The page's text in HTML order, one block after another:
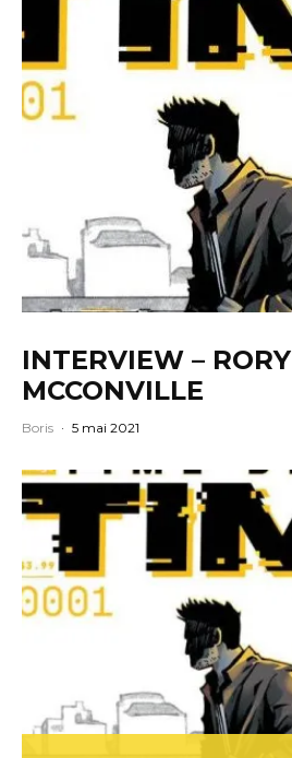
INTERVIEW – RORY
MCCONVILLE
Boris · 5 mai 2021